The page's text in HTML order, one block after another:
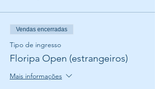
Vendas encerradas
Tipo de ingresso
Floripa Open (estrangeiros)
Mais informações